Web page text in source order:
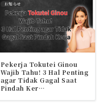
お知らせ
Pekerja Tokutei Ginou
Wajib Tahu! 3 Hal Penting
agar Tidak Gagal Saat
Pindah Ker…